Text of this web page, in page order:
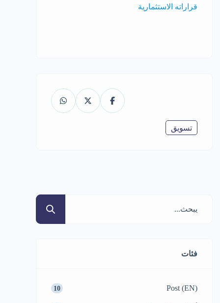
قراراته الاستثمارية
تسويق
فئات
Post (EN)
10